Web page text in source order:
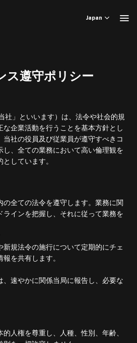
Japan
ス遵守ポリシー
社」といいます）は、法令や社会的規
企業活動を行うことを基本方針とし
当社の役員及び従業員が遵守すべきコ
し、全ての業務において高い倫理観を
しています。
の全ての法令を遵守します。業務に関
ラインを把握し、それに従って業務を
規法令の施行について定期的にチェ
報を共有します。
、速やかに関係当局に報告し、必要な
人権を尊重し、人種、性別、年齢、